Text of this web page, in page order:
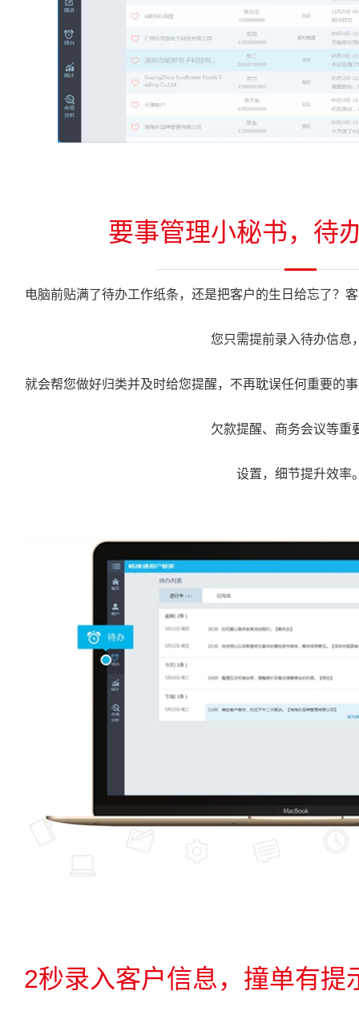
要事管理小秘书，待
电脑前贴满了待办工作纸条，还是把客户的生日给忘了？
您只需提前录入待办信息
就会帮您做好归类并及时给您提醒，不再耽误任何重要的
欠款提醒、商务会议等重
设置，细节提升效率
2秒录入客户信息，撞单有提